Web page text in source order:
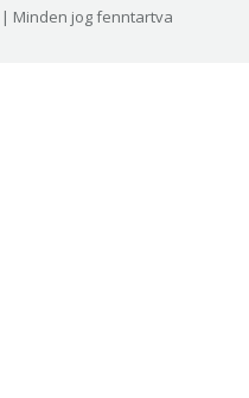
Minden jog fenntartva